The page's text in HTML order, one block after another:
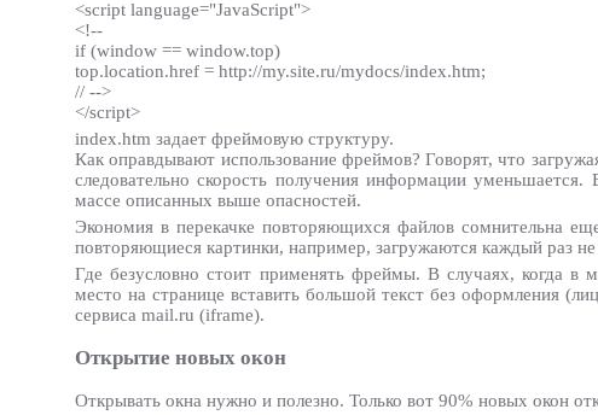
<script language="JavaScript">
<!--
if (window == window.top)
top.location.href = http://my.site.ru/mydocs/index.htm;
// -->
</script>
index.htm задает фреймовую структуру.
Как оправдывают использование фреймов? Говорят, что
следовательно скорость получения информации
массе описанных выше опасностей.
Экономия в перекачке повторяющихся файлов сомнительна
повторяющиеся картинки, например, загружаются каждый раз не
Где безусловно стоит применять фреймы. В случаях, когда в
место на странице вставить большой текст без оформления
сервиса mail.ru (iframe).
Открытие новых окон
Открывать окна нужно и полезно. Только вот 90% новых окон